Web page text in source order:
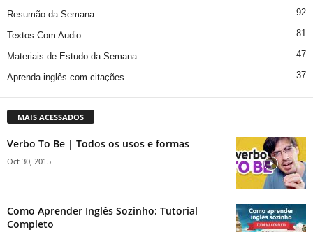
Resumão da Semana 92
Textos Com Audio 81
Materiais de Estudo da Semana 47
Aprenda inglês com citações 37
MAIS ACESSADOS
Verbo To Be | Todos os usos e formas
Oct 30, 2015
Como Aprender Inglês Sozinho: Tutorial
Completo